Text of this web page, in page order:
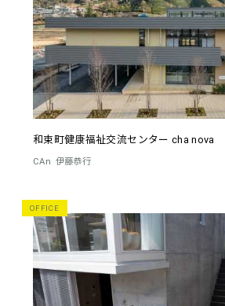
和束町健康福祉交流センター cha nova
CAn 伊藤恭行
OFFICE